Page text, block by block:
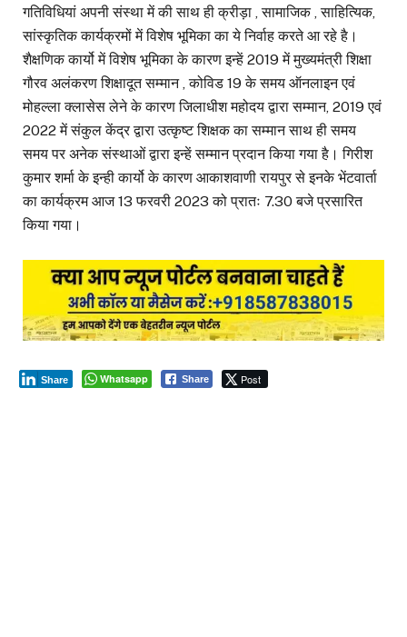
गतिविधियां अपनी संस्था में की साथ ही क्रीड़ा , सामाजिक , साहित्यिक,
सांस्कृतिक कार्यक्रमों में विशेष भूमिका का ये निर्वाह करते आ रहे है।
शैक्षणिक कार्यो में विशेष भूमिका के कारण इन्हें 2019 में मुख्यमंत्री शिक्षा
गौरव अलंकरण शिक्षादूत सम्मान , कोविड 19 के समय ऑनलाइन एवं
मोहल्ला क्लासेस लेने के कारण जिलाधीश महोदय द्वारा सम्मान, 2019 एवं
2022 में संकुल केंद्र द्वारा उत्कृष्ट शिक्षक का सम्मान साथ ही समय
समय पर अनेक संस्थाओं द्वारा इन्हें सम्मान प्रदान किया गया है। गिरीश
कुमार शर्मा के इन्ही कार्यो के कारण आकाशवाणी रायपुर से इनके भेंटवार्ता
का कार्यक्रम आज 13 फरवरी 2023 को प्रातः 7.30 बजे प्रसारित
किया गया।
Whatsapp Share Post
Share